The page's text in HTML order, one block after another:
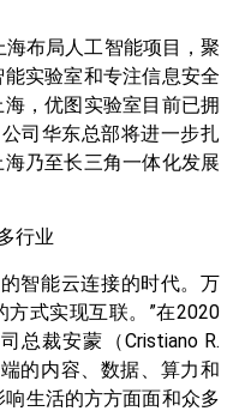
布局人工智能项目，聚
实验室和专注信息安全
，优图实验室目前已拥
司华东总部将进一步扎
乃至长三角一体化发展
行业
智能云连接的时代。万
式实现互联。”在2020
总裁安蒙（Cristiano R.
的内容、数据、算力和
生活的方方面面和众多